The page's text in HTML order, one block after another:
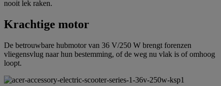
nooit lek raken.
Krachtige motor
De betrouwbare hubmotor van 36 V/250 W brengt forenzen
vliegensvlug naar hun bestemming, of de weg nu vlak is of omhoog
loopt.